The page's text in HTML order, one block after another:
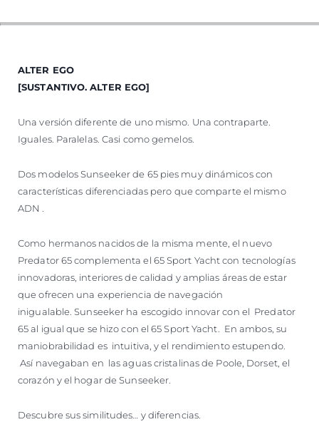
VALORE SU EMBARCACIÓN
ALTER EGO
[SUSTANTIVO. ALTER EGO]
Una versión diferente de uno mismo. Una contraparte.
Iguales. Paralelas. Casi como gemelos.
Dos modelos Sunseeker de 65 pies muy dinámicos con
características diferenciadas pero que comparte el mismo
ADN .
Como hermanos nacidos de la misma mente, el nuevo
Predator 65 complementa el 65 Sport Yacht con tecnologías
innovadoras, interiores de calidad y amplias áreas de estar
que ofrecen una experiencia de navegación
inigualable. Sunseeker ha escogido innovar con el Predator
65 al igual que se hizo con el 65 Sport Yacht. En ambos, su
maniobrabilidad es intuitiva, y el rendimiento estupendo.
Así navegaban en las aguas cristalinas de Poole, Dorset, el
corazón y el hogar de Sunseeker.
Descubre sus similitudes… y diferencias.